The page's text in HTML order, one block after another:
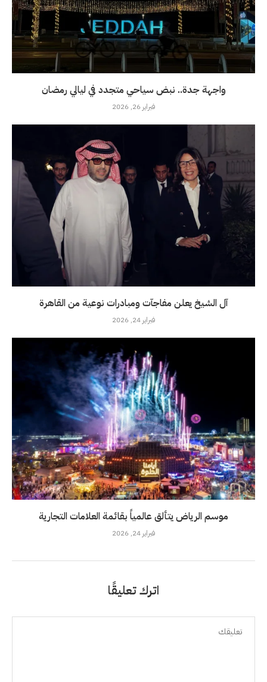
واجهة جدة.. نبض سياحي متجدد في ليالي رمضان
فبراير 26, 2026
آل الشيخ يعلن مفاجآت ومبادرات نوعية من القاهرة
فبراير 24, 2026
موسم الرياض يتألق عالمياً بقائمة العلامات التجارية
فبراير 24, 2026
اترك تعليقًا